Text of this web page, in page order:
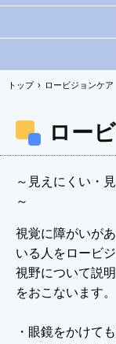
トップ › ロービジョンケア
ロー
～見えにくい・
～
視覚に障がいが
いる人をロービ
視野について説
をおこないます。
・眼鏡をかけて